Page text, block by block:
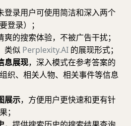
登录用户可使用简洁和深入两个
登录）；
爽的搜索体验，不被广告干扰；
类似 Perplexity.AI 的展现形式；
息展现，深入模式在参考答案的
织、相关人物、相关事件等信息
展示，方便用户更快速和更有针
；